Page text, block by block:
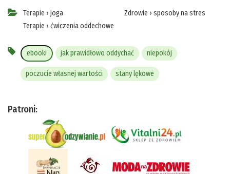
Terapie › joga
Terapie › ćwiczenia oddechowe
Zdrowie › sposoby na stres
ebooki jak prawidłowo oddychać niepokój
poczucie własnej wartości stany lękowe
Patroni: